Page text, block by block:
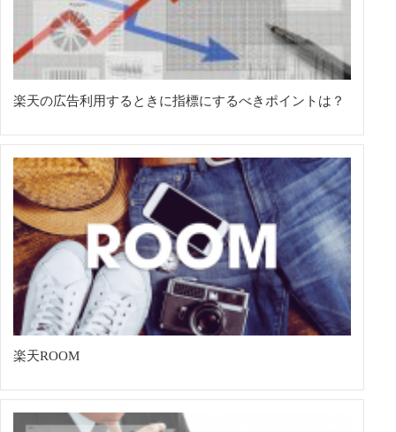
楽天の広告利用するときに指標にするべきポイントは？
楽天ROOM